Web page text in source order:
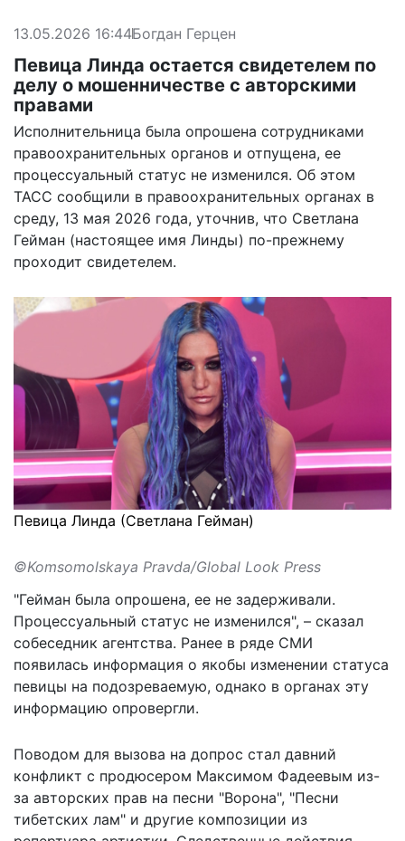
13.05.2026 16:44Богдан Герцен
Певица Линда остается свидетелем по
делу о мошенничестве с авторскими
правами
Исполнительница была опрошена сотрудниками
правоохранительных органов и отпущена, ее
процессуальный статус не изменился. Об этом
ТАСС сообщили в правоохранительных органах в
среду, 13 мая 2026 года, уточнив, что Светлана
Гейман (настоящее имя Линды) по-прежнему
проходит свидетелем.
Певица Линда (Светлана Гейман)
©Komsomolskaya Pravda/Global Look Press
"Гейман была опрошена, ее не задерживали.
Процессуальный статус не изменился", – сказал
собеседник агентства. Ранее в ряде СМИ
появилась информация о якобы изменении статуса
певицы на подозреваемую, однако в органах эту
информацию опровергли.
Поводом для вызова на допрос стал давний
конфликт с продюсером Максимом Фадеевым из-
за авторских прав на песни "Ворона", "Песни
тибетских лам" и другие композиции из